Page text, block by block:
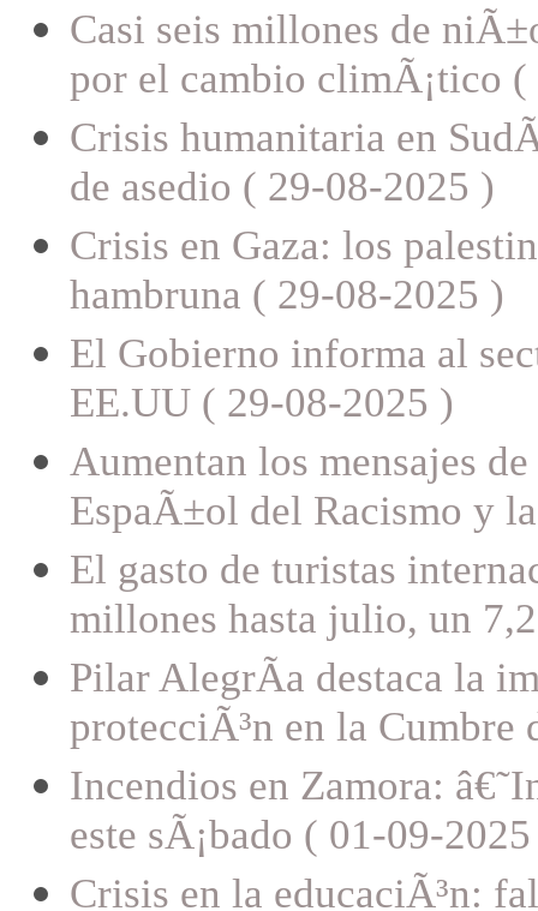
Casi seis millones de
por el cambio climÃ¡tico
Crisis humanitaria en
de asedio ( 29-08-2025 )
Crisis en Gaza: los
hambruna ( 29-08-2025 )
El Gobierno informa al
EE.UU ( 29-08-2025 )
Aumentan los mensajes
EspaÃ±ol del Racismo y
El gasto de turistas
millones hasta julio, un
Pilar AlegrÃ­a destaca la
protecciÃ³n en la
Incendios en Zamora:
este sÃ¡bado ( 01-09-
Crisis en la educaciÃ³n: